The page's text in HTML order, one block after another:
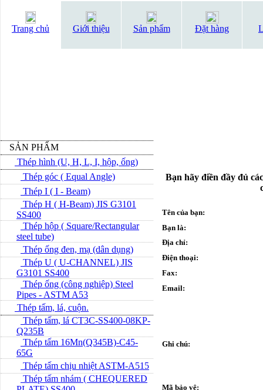
Trang chủ Giới thiệu Sản phẩm Đặt hàng
SẢN PHẨM
Thép hình (U, H, L, I, hộp, ống)
Thép góc ( Equal Angle)
Thép I ( I - Beam)
Thép H ( H-Beam) JIS G3101
SS400
Thép hộp ( Square/Rectangular
steel tube)
Thép ống đen, mạ (dân dụng)
Thép U ( U-CHANNEL) JIS
G3101 SS400
Thép ống (công nghiệp) Steel
Pipes - ASTM A53
Thép tấm, lá, cuộn.
Thép tấm, lá CT3C-SS400-08KP-
Q235B
Thép tấm 16Mn(Q345B)-C45-
65G
Thép tấm chịu nhiệt ASTM-A515
Thép tấm nhám ( CHEQUERED
Bạn hãy điền đầy đủ
Tên của bạn:
Bạn là:
Địa chỉ:
Điện thoại:
Fax:
Email:
Ghi chú:
Mã bảo vệ: